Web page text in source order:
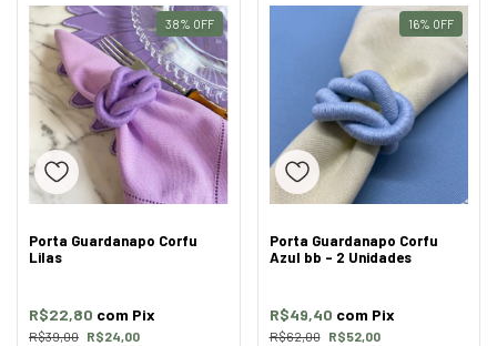
38% OFF
Porta Guardanapo Corfu
Lilas
R$39,00 R$24,00
R$22,80 com Pix
16% OFF
Porta Guardanapo Corfu
Azul bb - 2 Unidades
R$62,00 R$52,00
R$49,40 com Pix